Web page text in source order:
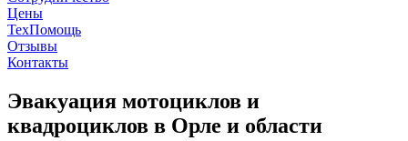
Цены
ТехПомощь
Отзывы
Контакты
Эвакуация мотоциклов и
квадроциклов в Орле и области